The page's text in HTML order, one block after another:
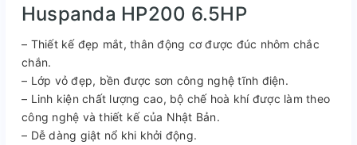
Huspanda HP200 6.5HP
– Thiết kế đẹp mắt, thân động cơ được đúc nhôm chắc
chắn.
– Lớp vỏ đẹp, bền được sơn công nghệ tĩnh điện.
– Linh kiện chất lượng cao, bộ chế hoà khí được làm theo
công nghệ và thiết kế của Nhật Bản.
– Dễ dàng giật nổ khi khởi động.